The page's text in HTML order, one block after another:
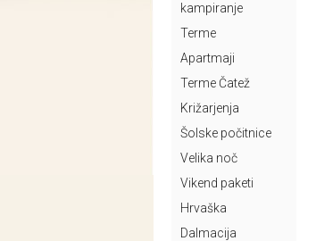
kampiranje
Terme
Apartmaji
Terme Čatež
Križarjenja
Šolske počitnice
Velika noč
Vikend paketi
Hrvaška
Dalmacija